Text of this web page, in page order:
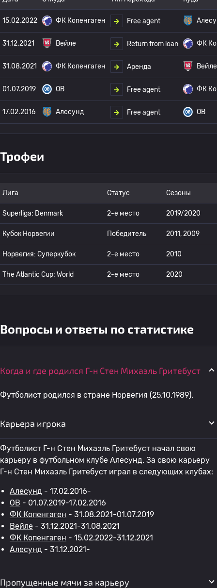
15.02.2022 ФК Копенгаген Free agent
31.12.2021 Вейле Return from loan ФК
31.08.2021 ФК Копенгаген Аренда Вейле
01.07.2019 OB Free agent ФК
17.02.2016 Алесунд Free agent OB
Трофеи
Лига Статус Сезоны
Superliga: Denmark 2-е место 2019/2020
Кубок Норвегии Победитель 2011, 2009
Норвегия: Суперкубок 2-е место 2010
The Atlantic Cup: World 2-е место 2020
Вопросы и ответы по статистике
Когда и где родился Г-н Стен Михаэль Гритебуст
Футболист родился в стране Норвегия (25.10.1989).
Карьера игрока
Футболист Г-н Стен Михаэль Гритебуст начал свою
карьеру в футбольном клубе Алесунд. За свою карьеру
Г-н Стен Михаэль Гритебуст играл в следующих клубах:
Алесунд - 17.02.2016-
OB - 01.07.2019-17.02.2016
ФК Копенгаген - 31.08.2021-01.07.2019
Вейле - 31.12.2021-31.08.2021
ФК Копенгаген - 15.02.2022-31.12.2021
Алесунд - 31.12.2021-
Пропущенные мячи за карьеру